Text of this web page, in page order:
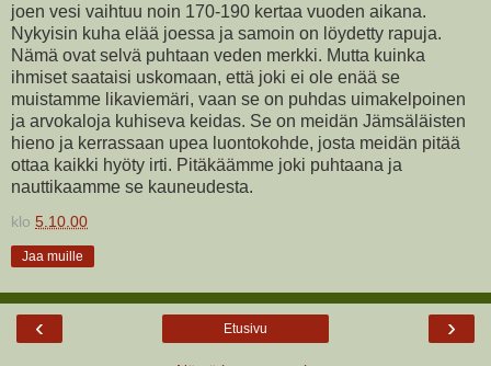
joen vesi vaihtuu noin 170-190 kertaa vuoden aikana.
Nykyisin kuha elää joessa ja samoin on löydetty rapuja.
Nämä ovat selvä puhtaan veden merkki. Mutta kuinka
ihmiset saataisi uskomaan, että joki ei ole enää se
muistamme likaviemäri, vaan se on puhdas uimakelpoinen
ja arvokaloja kuhiseva keidas. Se on meidän Jämsäläisten
hieno ja kerrassaan upea luontokohde, josta meidän pitää
ottaa kaikki hyöty irti. Pitäkäämme joki puhtaana ja
nauttikaamme se kauneudesta.
klo 5.10.00
Jaa muille
‹ ›
Etusivu